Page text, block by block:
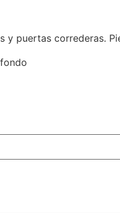
y puertas correderas.